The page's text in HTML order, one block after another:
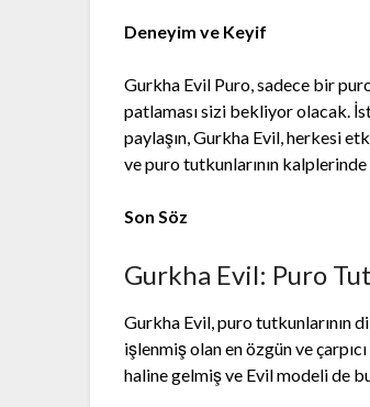
Deneyim ve Keyif
Gurkha Evil Puro, sadece bir
patlaması sizi bekliyor olacak.
paylaşın, Gurkha Evil, herkesi
ve puro tutkunlarının
Son Söz
Gurkha Evil: Puro
Gurkha Evil, puro tutkunlarının
işlenmiş olan en özgün ve
haline gelmiş ve Evil modeli de